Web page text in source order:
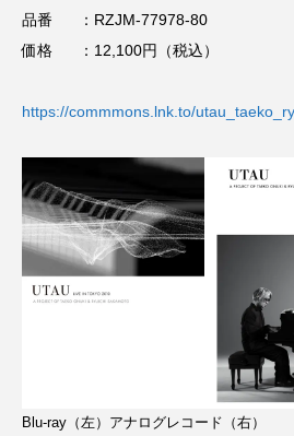
品番 ：RZJM-77978-80
価格 ：12,100円（税込）
https://commmons.lnk.to/
Blu-ray（左）アナログレコード（右）